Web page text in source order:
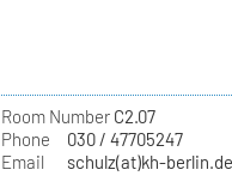
Room NumberC2.07
Phone
030 / 47705247
Email
schulz(at)kh-berlin.de